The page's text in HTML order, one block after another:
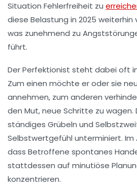
Situation Fehlerfreiheit zu
diese Belastung in 2025
was zunehmend zu
führt.
Der Perfektionist steht dabei oft
Zum einen möchte er oder sie
annehmen, zum anderen
den Mut, neue Schritte zu
ständiges Grübeln und
Selbstwertgefühl unterminiert.
dass Betroffene spontanes
stattdessen auf minutiöse
konzentrieren.